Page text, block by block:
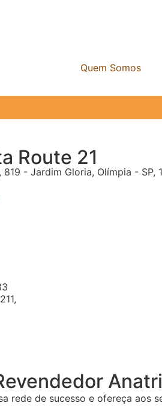
Quem Somos
Route 21
819 - Jardim Gloria, Olímpia - SP,
rede de sucesso e ofereça aos